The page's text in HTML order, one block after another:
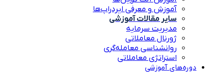
آموزش و معرفی ایردراپ‌ها
سایر مقالات آموزشی
مدیریت سرمایه
ژورنال معاملاتی
روانشناسی معامله‌گری
استراتژی معاملاتی
دوره‌های آموزشی